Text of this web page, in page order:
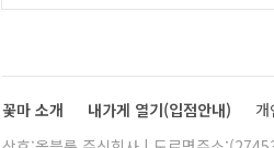
꽃마 소개 내가게 열기(입점안내) 개